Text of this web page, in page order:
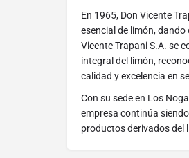
En 1965, Don Vicente
esencial de limón,
Vicente Trapani S.A. se
integral del limón,
calidad y excelencia en
Con su sede en Los
empresa continúa
productos derivados del